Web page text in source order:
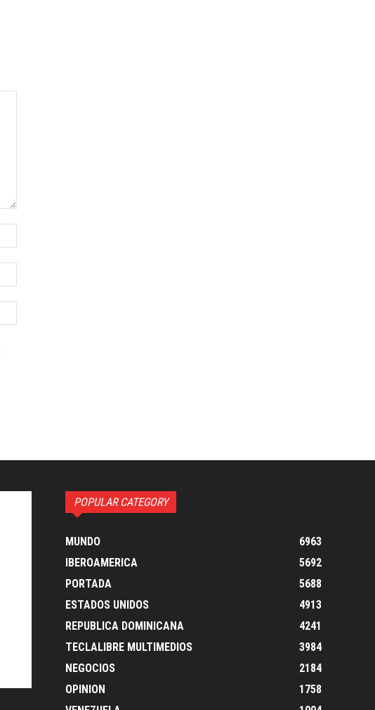
electrónico:*
web:
POPULAR CATEGORY
MUNDO
6963
IBEROAMERICA
5692
PORTADA
5688
ESTADOS UNIDOS
4913
REPUBLICA DOMINICANA
4241
TECLALIBRE MULTIMEDIOS
3984
NEGOCIOS
2184
OPINION
1758